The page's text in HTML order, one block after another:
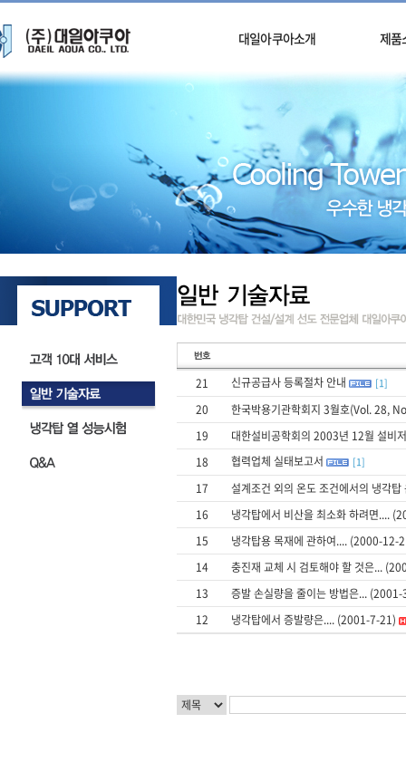
대일아쿠아소개 제품
21 신규공급사 등록절차 안내 [1]
20
한국박용기관학회지 3월호(Vol. 28,
19
대한설비공학회의 2003년 12월 설비
18
협력업체 실태보고서 [1]
17
설계조건 외의 온도 조건에서의 냉각
16
냉각탑에서 비산을 최소화 하려면....
15
냉각탑용 목재에 관하여.... (2000-12-
14
충진재 교체 시 검토해야 할 것은...
13
증발 손실량을 줄이는 방법은...
12
냉각탑에서 증발량은.... (2001-7-21)